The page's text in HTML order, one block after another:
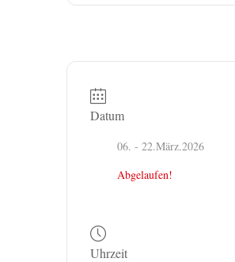
Datum
06. - 22.März.2026
Abgelaufen!
Uhrzeit